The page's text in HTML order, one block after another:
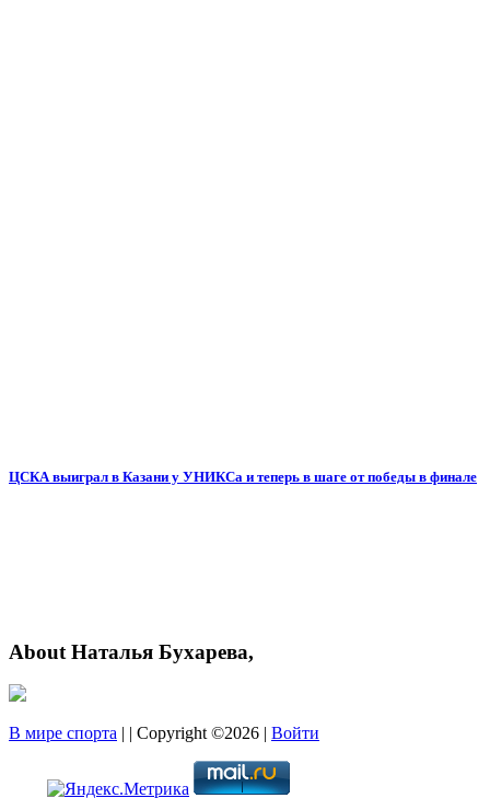
ЦСКА выиграл в Казани у УНИКСа и теперь в шаге от победы в финале
About Наталья Бухарева,
В мире спорта | | Copyright ©2026 | Войти